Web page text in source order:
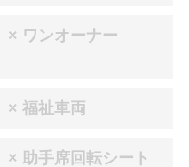
× ワンオーナー
× 福祉車両
× 助手席回転シート